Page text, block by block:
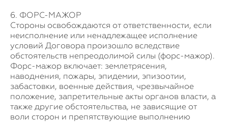
6. ФОРС-МАЖОР
Стороны освобождаются от ответственности, если
неисполнение или ненадлежащее исполнение
условий Договора произошло вследствие
обстоятельств непреодолимой силы (форс-мажор).
Форс-мажор включает: землетрясения,
наводнения, пожары, эпидемии, эпизоотии,
забастовки, военные действия, чрезвычайное
положение, запретительные акты органов власти, а
также другие обстоятельства, не зависящие от
воли сторон и препятствующие выполнению